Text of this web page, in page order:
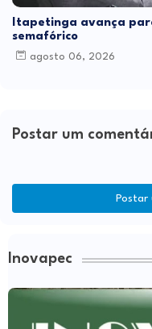
Itapetinga avança
semafórico
agosto 06, 2026
Postar um
Inovapec